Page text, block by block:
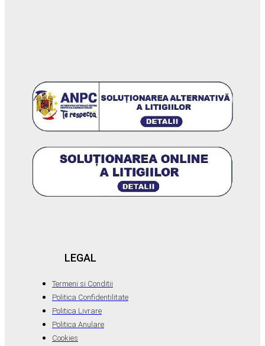
LEGAL
Termeni si Conditii
Politica Confidentilitate
Politica Livrare
Politica Anulare
Cookies